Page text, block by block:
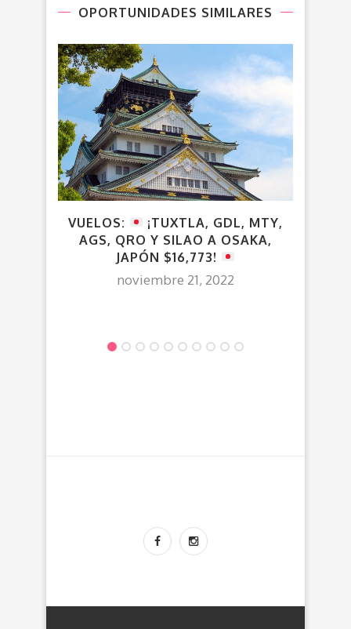
OPORTUNIDADES SIMILARES
VUELOS:
¡TUXTLA, GDL, MTY,
AGS, QRO Y SILAO A OSAKA,
JAPÓN $16,773!
noviembre 21, 2022